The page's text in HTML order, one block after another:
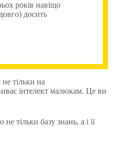
років навіщо
досить
тільки на
інтелект малюкам. Це ви
тільки базу знань, а і її